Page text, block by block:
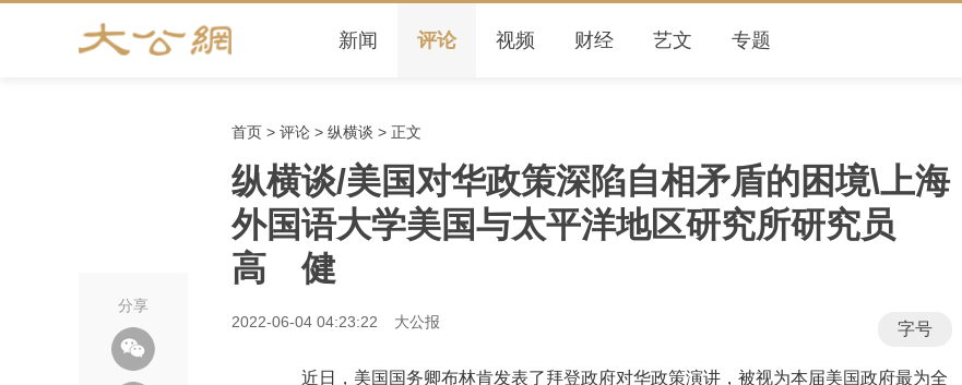
新闻 评论 视频 财经 艺文 专题
首页 > 评论 > 纵横谈 > 正文
纵横谈/美国对华政策深陷自相矛盾的困境\上海
外国语大学美国与太平洋地区研究所研究员
高 健
2022-06-04 04:23:22 大公报 字号
分享
近日，美国国务卿布林肯发表了拜登政府对华政策演讲，被视为本届美国政府最为全